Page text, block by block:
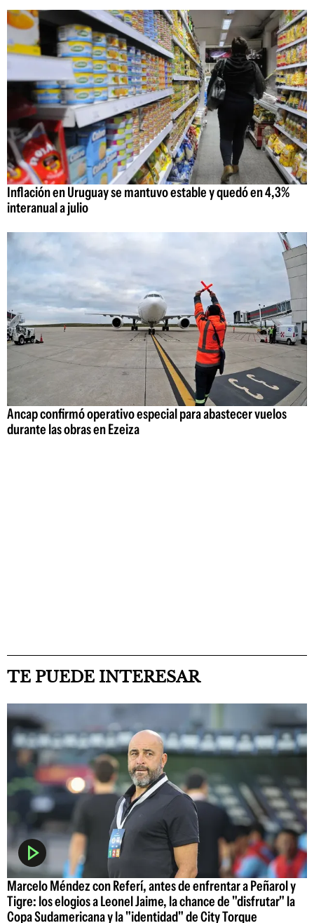
Inflación en Uruguay se mantuvo estable y quedó en 4,3%
interanual a julio
Ancap confirmó operativo especial para abastecer vuelos
durante las obras en Ezeiza
TE PUEDE INTERESAR
Marcelo Méndez con Referí, antes de enfrentar a Peñarol y
Tigre: los elogios a Leonel Jaime, la chance de "disfrutar" la
Copa Sudamericana y la "identidad" de City Torque